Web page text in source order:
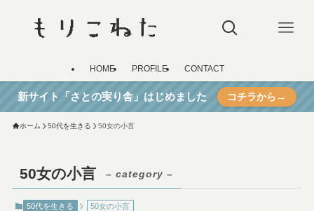
HOME PROFILE CONTACT
新サイト「さとの実り舎」はじめました コチラから→
ホーム 50代を生きる 50女の小言
50女の小言 – category –
50代を生きる 50女の小言